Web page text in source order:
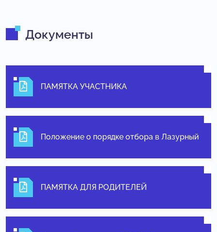
Документы
ПАМЯТКА УЧАСТНИКА
Положение о порядке отбора в Лазурный
ПАМЯТКА ДЛЯ РОДИТЕЛЕЙ